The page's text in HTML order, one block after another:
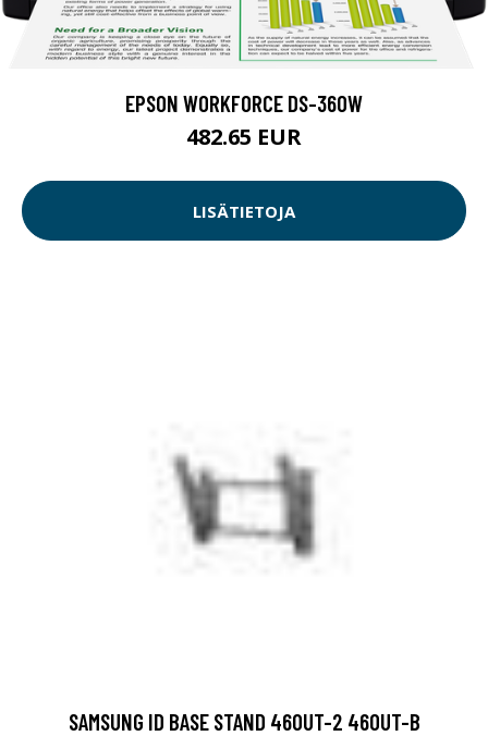
EPSON WORKFORCE DS-360W
482.65 EUR
LISÄTIETOJA
SAMSUNG ID BASE STAND 460UT-2 460UT-B